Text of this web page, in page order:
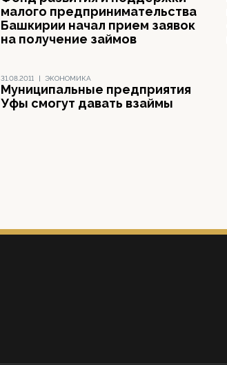
малого предпринимательства
Башкирии начал прием заявок
на получение займов
31.08.2011 | ЭКОНОМИКА
Муниципальные предприятия
Уфы смогут давать взаймы